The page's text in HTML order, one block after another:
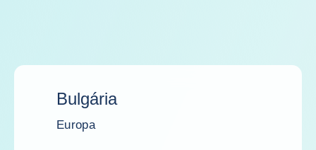
Bulgária
Europa